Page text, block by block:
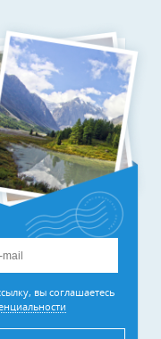
вы соглашаетесь